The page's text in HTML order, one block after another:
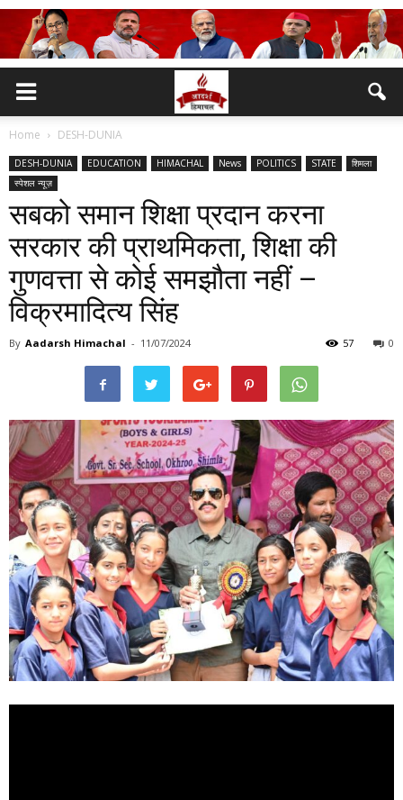
Home DESH-DUNIA
DESH-DUNIA EDUCATION HIMACHAL News POLITICS STATE
शिमला
स्पेशल न्यूज़
सबको समान शिक्षा प्रदान करना
सरकार की प्राथमिकता, शिक्षा की
गुणवत्ता से कोई समझौता नहीं –
विक्रमादित्य सिंह
By Aadarsh Himachal - 11/07/2024 0
57